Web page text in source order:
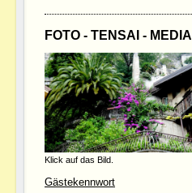
FOTO - TENSAI - MEDIA
Klick auf das Bild.
Gästekennwort